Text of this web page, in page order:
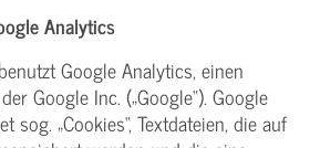
Analytics
Google Analytics, einen
Google Inc. („Google“). Google
sog. „Cookies“, Textdateien, die auf